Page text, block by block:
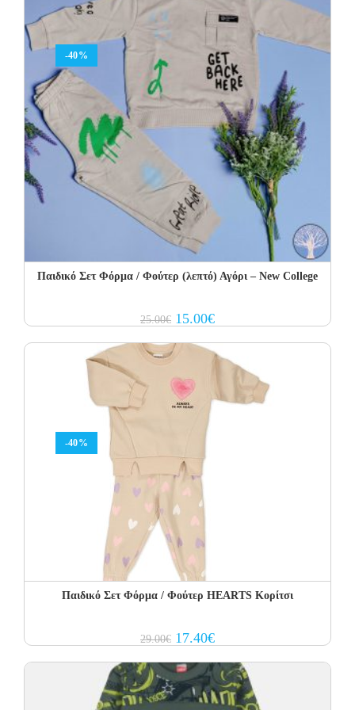
-40%
Παιδικό Σετ Φόρμα / Φούτερ (λεπτό) Αγόρι – New College
25.00€ Original
price
25.00€.
15.00€Current
price
15.00€.
-40%
Παιδικό Σετ Φόρμα / Φούτερ HEARTS Κορίτσι
29.00€ Original
price
29.00€.
17.40€Current
price
17.40€.